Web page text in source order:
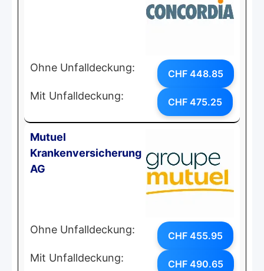
Ohne Unfalldeckung: CHF 448.85
Mit Unfalldeckung: CHF 475.25
Mutuel
Krankenversicherung
AG
Ohne Unfalldeckung: CHF 455.95
Mit Unfalldeckung: CHF 490.65